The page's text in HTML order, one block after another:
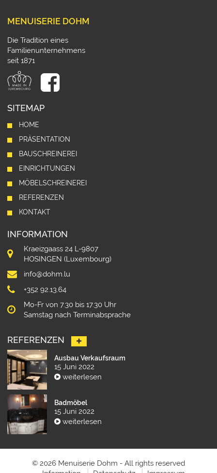
MENUISERIE DOHM
Die Tradition eines
Familienunternehmens
seit 1871
SITEMAP
HOME
PRÄSENTATION
BAUSCHREINEREI
EINRICHTUNGEN
MÖBELSCHREINEREI
REFERENZEN
KONTAKT
INFORMATION
Kraeizgaass 24 L-9807
HOSINGEN (Luxembourg)
info@dohm.lu
+352 92.13.64
Mo-Fr von 7.30 bis 17.30 Uhr
Samstag nach Terminabsprache
REFERENZEN
Ausbau Verkaufsraum
15 Juni 2022
weiterlesen
Badmöbel
15 Juni 2022
weiterlesen
© 2026 Menuiserie Dohm - All rights reserved